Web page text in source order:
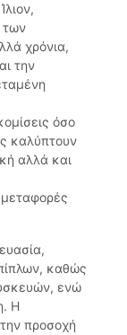
των
χρόνια,
την
όσο
καλύπτουν
αλλά και
καθώς
ενώ
Η
προσοχή